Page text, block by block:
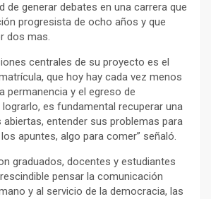
de generar debates en una carrera que
progresista de ocho años y que
dos mas.
centrales de su proyecto es el
que hoy hay cada vez menos
permanencia y el egreso de
lograrlo, es fundamental recuperar una
abiertas, entender sus problemas para
apuntes, algo para comer” señaló.
graduados, docentes y estudiantes
pensar la comunicación
y al servicio de la democracia, las